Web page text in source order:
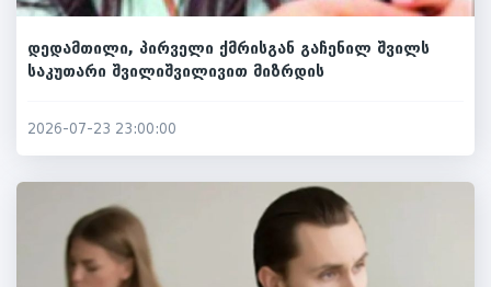
დედამთილი, პირველი ქმრისგან გაჩენილ შვილს
საკუთარი შვილიშვილივით მიზრდის
2026-07-23 23:00:00